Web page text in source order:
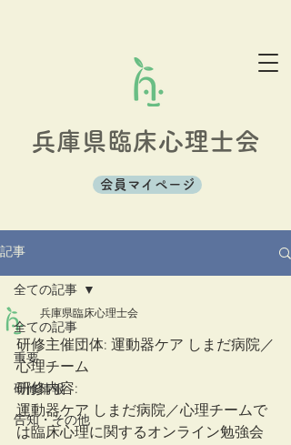
兵庫県臨床心理士会
会員マイページ
記事
全ての記事
重要
研修情報
告知・その他
全ての記事
兵庫県臨床心理士会
研修主催団体: 運動器ケア しまだ病院／
心理チーム
研修内容:
運動器ケア しまだ病院／心理チームで
は臨床心理に関するオンライン勉強会